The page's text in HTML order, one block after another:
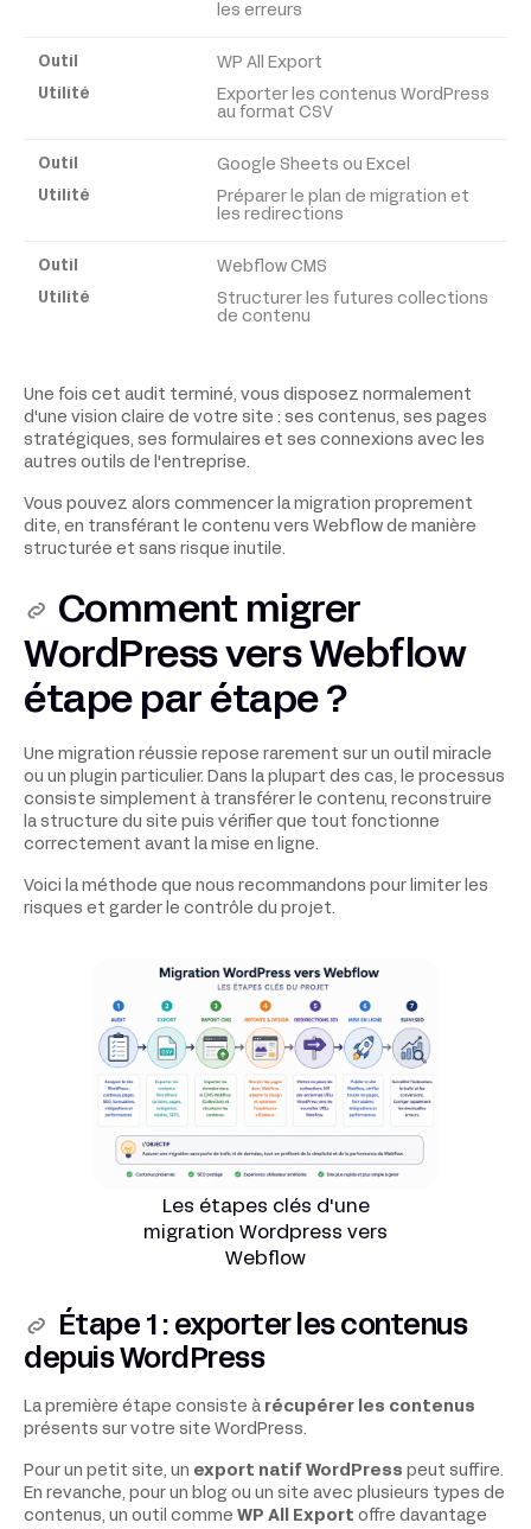
les erreurs
WP All Export
Exporter les contenus WordPress
au format CSV
Google Sheets ou Excel
Préparer le plan de migration et
les redirections
Webflow CMS
Structurer les futures collections
de contenu
Une fois cet audit terminé, vous disposez normalement
d'une vision claire de votre site : ses contenus, ses pages
stratégiques, ses formulaires et ses connexions avec les
autres outils de l'entreprise.
Vous pouvez alors commencer la migration proprement
dite, en transférant le contenu vers Webflow de manière
structurée et sans risque inutile.
Comment migrer
WordPress vers Webflow
étape par étape ?
Une migration réussie repose rarement sur un outil miracle
ou un plugin particulier. Dans la plupart des cas, le processus
consiste simplement à transférer le contenu, reconstruire
la structure du site puis vérifier que tout fonctionne
correctement avant la mise en ligne.
Voici la méthode que nous recommandons pour limiter les
risques et garder le contrôle du projet.
Les étapes clés d'une
migration Wordpress vers
Webflow
Étape 1 : exporter les contenus
depuis WordPress
La première étape consiste à récupérer les contenus
présents sur votre site WordPress.
Pour un petit site, un export natif WordPress peut suffire.
En revanche, pour un blog ou un site avec plusieurs types de
contenus, un outil comme WP All Export offre davantage